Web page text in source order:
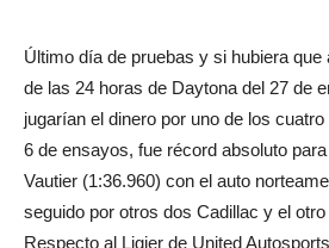
Último día de pruebas y si hubiera que
de las 24 horas de Daytona del 27 de
jugarían el dinero por uno de los
6 de ensayos, fue récord absoluto
Vautier (1:36.960) con el auto
seguido por otros dos Cadillac y el
Respecto al Ligier de United